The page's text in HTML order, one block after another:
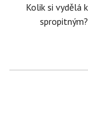
Kolik si vydělá